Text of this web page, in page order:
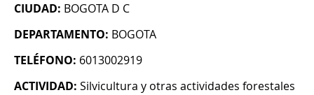
CIUDAD: BOGOTA D C
DEPARTAMENTO: BOGOTA
TELÉFONO: 6013002919
ACTIVIDAD: Silvicultura y otras actividades forestales